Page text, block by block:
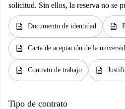
solicitud. Sin ellos, la reserva no se
description Documento de identidad description
description Carta de aceptación de la
description Contrato de trabajo description
Tipo de contrato